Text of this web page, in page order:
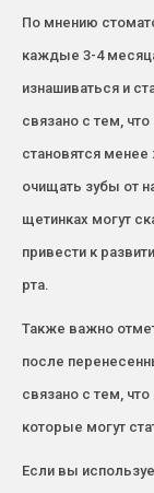
По мнению
каждые 3-4
изнашиваться и
связано с тем,
становятся
очищать зубы от
щетинках могут
привести к
рта.
Также важно
после
связано с тем, что
которые могут
Если вы